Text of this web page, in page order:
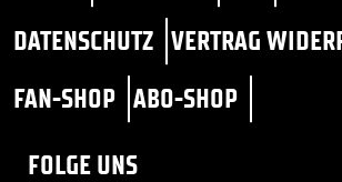
DATENSCHUTZ VERTRAG
FAN-SHOP ABO-SHOP
FOLGE UNS